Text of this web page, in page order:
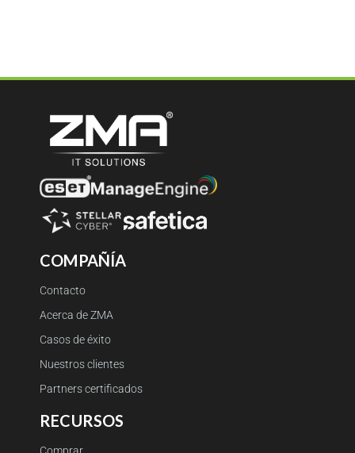
COMPAÑÍA
Contacto
Acerca de ZMA
Casos de éxito
Nuestros clientes
Partners certificados
RECURSOS